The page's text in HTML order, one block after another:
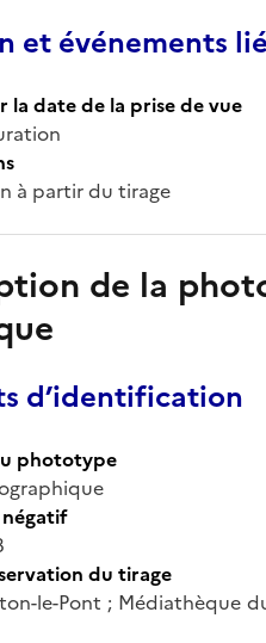
et événements
la date de la prise de vue
à partir du tirage
de la
d’identification
phototype
du tirage
le-Pont ; Médiathèque